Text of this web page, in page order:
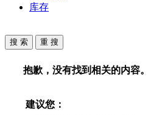
库存
抱歉，没有找到相关的内容。
建议您：